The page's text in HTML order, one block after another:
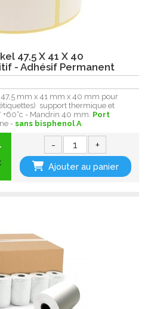
47,5 X 41 X 40
- Adhésif Permanent
mm x 41 mm x 40 mm pour
support thermique et
- Mandrin 40 mm. Port
- sans bisphenol A
- +
Ajouter au panier